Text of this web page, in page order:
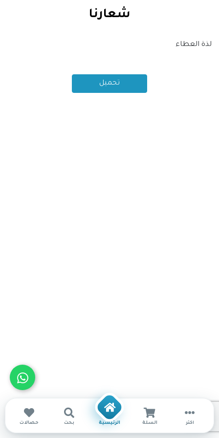
حصالات بحث الرئيسية السلة أكثر
شعارنا
لذة العطاء
تحميل